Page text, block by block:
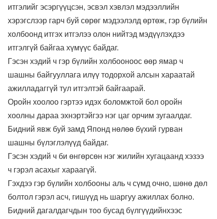
итгэлийг эсэргүүцсэн, эсвэл хэвлэл мэдээллийн
хэрэгслээр гарч буй сөрөг мэдээлэлд өртөж, гэр бүлийн
холбоонд итгэх итгэлээ олон нийтэд мэдүүлэхдээ
итгэлгүй байгаа хүмүүс байдаг.
Гэсэн хэдий ч гэр бүлийн холбооноос өөр ямар ч
шашны байгууллага илүү тодорхой алсын хараатай
ажилладаггүй тул итгэлтэй байгаарай.
Оройн хоолоо гэртээ идэх боломжтой бол оройн
хоолны дараа эхнэртэйгээ нэг цаг орчим зугаалдаг.
Бидний явж буй замд Японд нөлөө бүхий гурван
шашны бүлэглэлүүд байдаг.
Гэсэн хэдий ч би өнгөрсөн нэг жилийн хугацаанд хэзээ
ч гэрэл асахыг хараагүй.
Гэхдээ гэр бүлийн холбооны аль ч сүмд очно, шөнө дөл
болтол гэрэл асч, гишүүд нь шаргуу ажиллах болно.
Бидний дагалдагчдын тоо бусад бүлгүүдийнхээс